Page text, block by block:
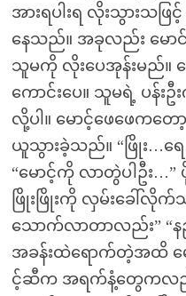
အားရပါးရ လိုးသွားသဖ
နေသည်။ အခုလည်း မောင်
သူမကို လိုးပေအုန်းမည်။
ကောင်းပေ။ သူမရဲ့ ပန်
လို့ပါ။ မောင့်ဖေဖေကတေ
ယူသွားခဲ့သည်။ “ဖြိုး…ရေ
“မောင့်ကို လာတွဲပါဦး…”
ဖြိုးဖြိုးကို လှမ်းခေါ်လိုက်
သောက်လာတာလည်း” “န
အခန်းထဲရောက်တဲ့အထိ မ
င့်ဆီက အရက်နံ့တွေကလည်